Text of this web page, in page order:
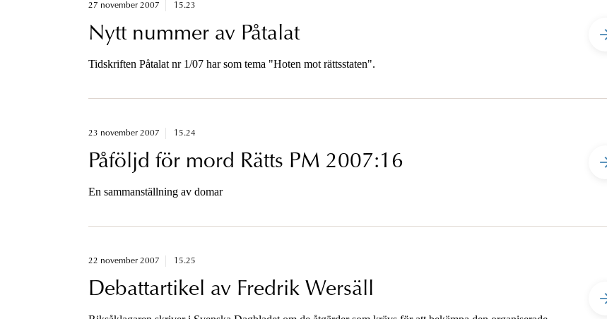
27 november 2007 15.23
Nytt nummer av Påtalat
Tidskriften Påtalat nr 1/07 har som tema "Hoten mot rättsstaten".
23 november 2007 15.24
Påföljd för mord Rätts PM 2007:16
En sammanställning av domar
22 november 2007 15.25
Debattartikel av Fredrik Wersäll